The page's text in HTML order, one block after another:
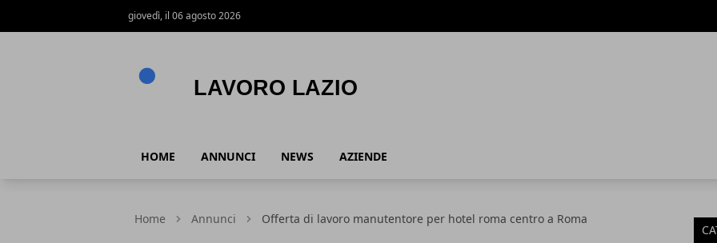
giovedì, il 06 agosto 2026
HOME ANNUNCI NEWS AZIENDE
Home Annunci Offerta di lavoro manutentore per hotel roma centro a Roma